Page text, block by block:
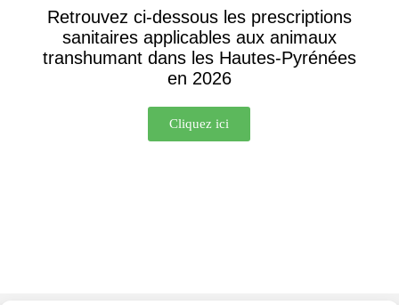
Retrouvez ci-dessous les prescriptions
sanitaires applicables aux animaux
transhumant dans les Hautes-Pyrénées
en 2026
Cliquez ici